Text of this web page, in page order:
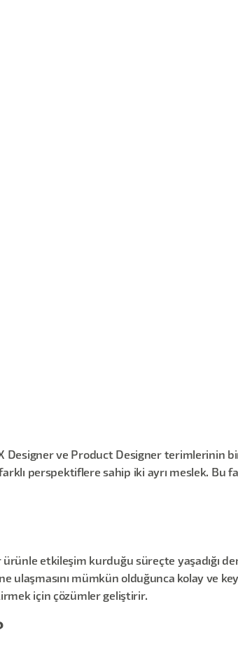
Designer ve Product Designer terimlerinin
perspektiflere sahip iki ayrı meslek. Bu
etkileşim kurduğu süreçte yaşadığı
ulaşmasını mümkün olduğunca kolay ve
için çözümler geliştirir.